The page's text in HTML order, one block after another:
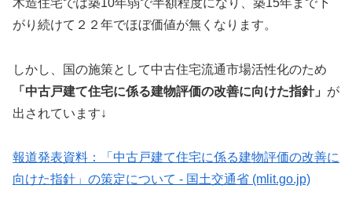
がり続けて２２年でほぼ価値が無くなります。
しかし、国の施策として中古住宅流通市場活性化のため
「中古戸建て住宅に係る建物評価の改善に向けた指針」 が
出されています↓
報道発表資料：「中古戸建て住宅に係る建物評価の改善に
向けた指針」の策定について - 国土交通省 (mlit.go.jp)